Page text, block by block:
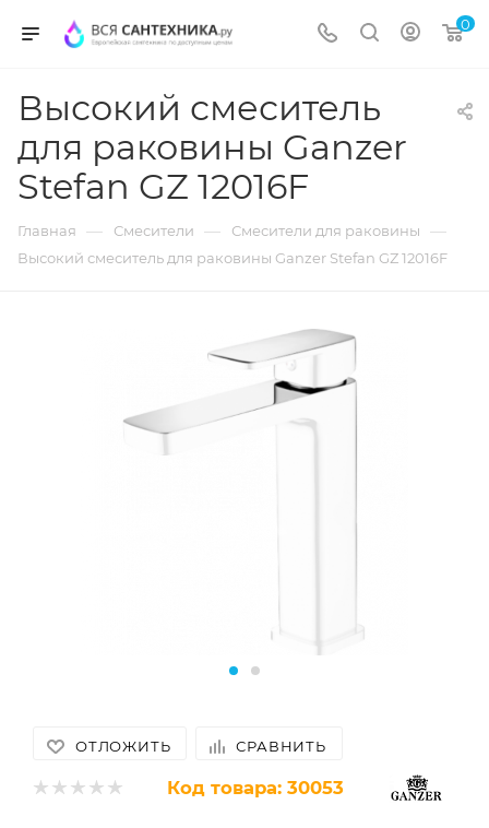
0
Высокий смеситель
для раковины Ganzer
Stefan GZ 12016F
Главная — Смесители — Смесители для раковины —
Высокий смеситель для раковины Ganzer Stefan GZ 12016F
ОТЛОЖИТЬ СРАВНИТЬ
Код товара: 30053